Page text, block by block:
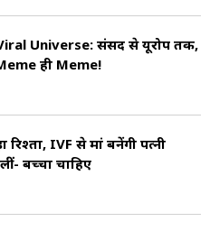
सिनेमा अपने वजूद से जोड़े
त्रिनिदाद और टोबैगो,
अफ्रीका में दूसरी
को लुभाता है, जो अभी
Cinema NRI.
Universe: संसद से यूरोप तक,
ही Meme!
रिश्ता, IVF से मां बनेंगी पत्नी
बच्चा चाहिए